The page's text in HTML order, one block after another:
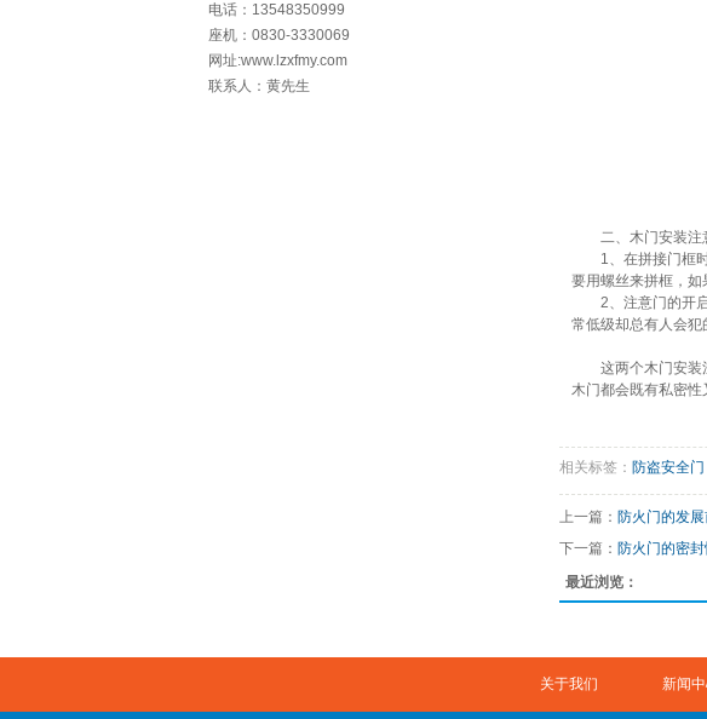
电话：13548350999
座机：0830-3330069
网址:www.lzxfmy.com
联系人：黄先生
二、木门安装注
1、在拼接门框
要用螺丝来拼框，如
2、注意门的开
常低级却总有人会犯
这两个木门安装
木门都会既有私密性
相关标签： 防盗安全门
上一篇： 防火门的发
下一篇： 防火门的密
最近浏览：
关于我们 新闻